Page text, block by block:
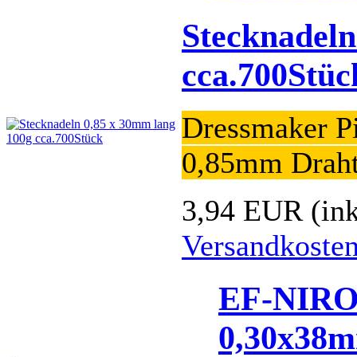
Dressmaker
0,85mm
3,94 EUR
EF-